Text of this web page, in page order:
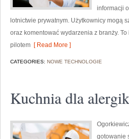
informacji
lotnictwie prywatnym. Użytkownicy mogą
oraz komentować wydarzenia z branży.
pilotem [ Read More ]
CATEGORIES: NOWE TECHNOLOGIE
Kuchnia dla
gotowanie